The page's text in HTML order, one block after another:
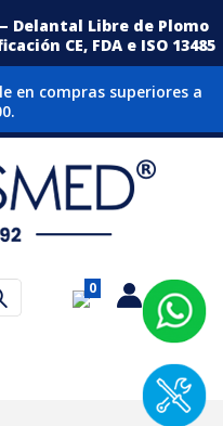
— Delantal Libre de Plomo
CE, FDA e ISO 13485
en compras superiores a
0